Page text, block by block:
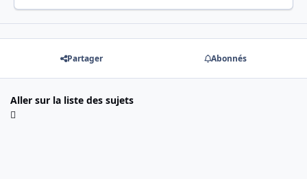
Partager Abonnés
Aller sur la liste des sujets